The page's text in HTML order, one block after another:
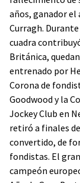
años, ganador el
Curragh.
cuadra
Británica,
entrenado por
Corona de
Goodwood y la
Jockey Club en
retiró a finales
convertido, de
fondistas. El
campeón